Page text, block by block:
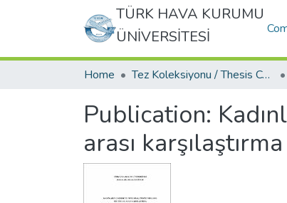
TÜRK HAVA KURUMU
ÜNİVERSİTESİ
Home Tez Koleksiyonu / Thesis Collection
Publication:
arası karşılaştırma